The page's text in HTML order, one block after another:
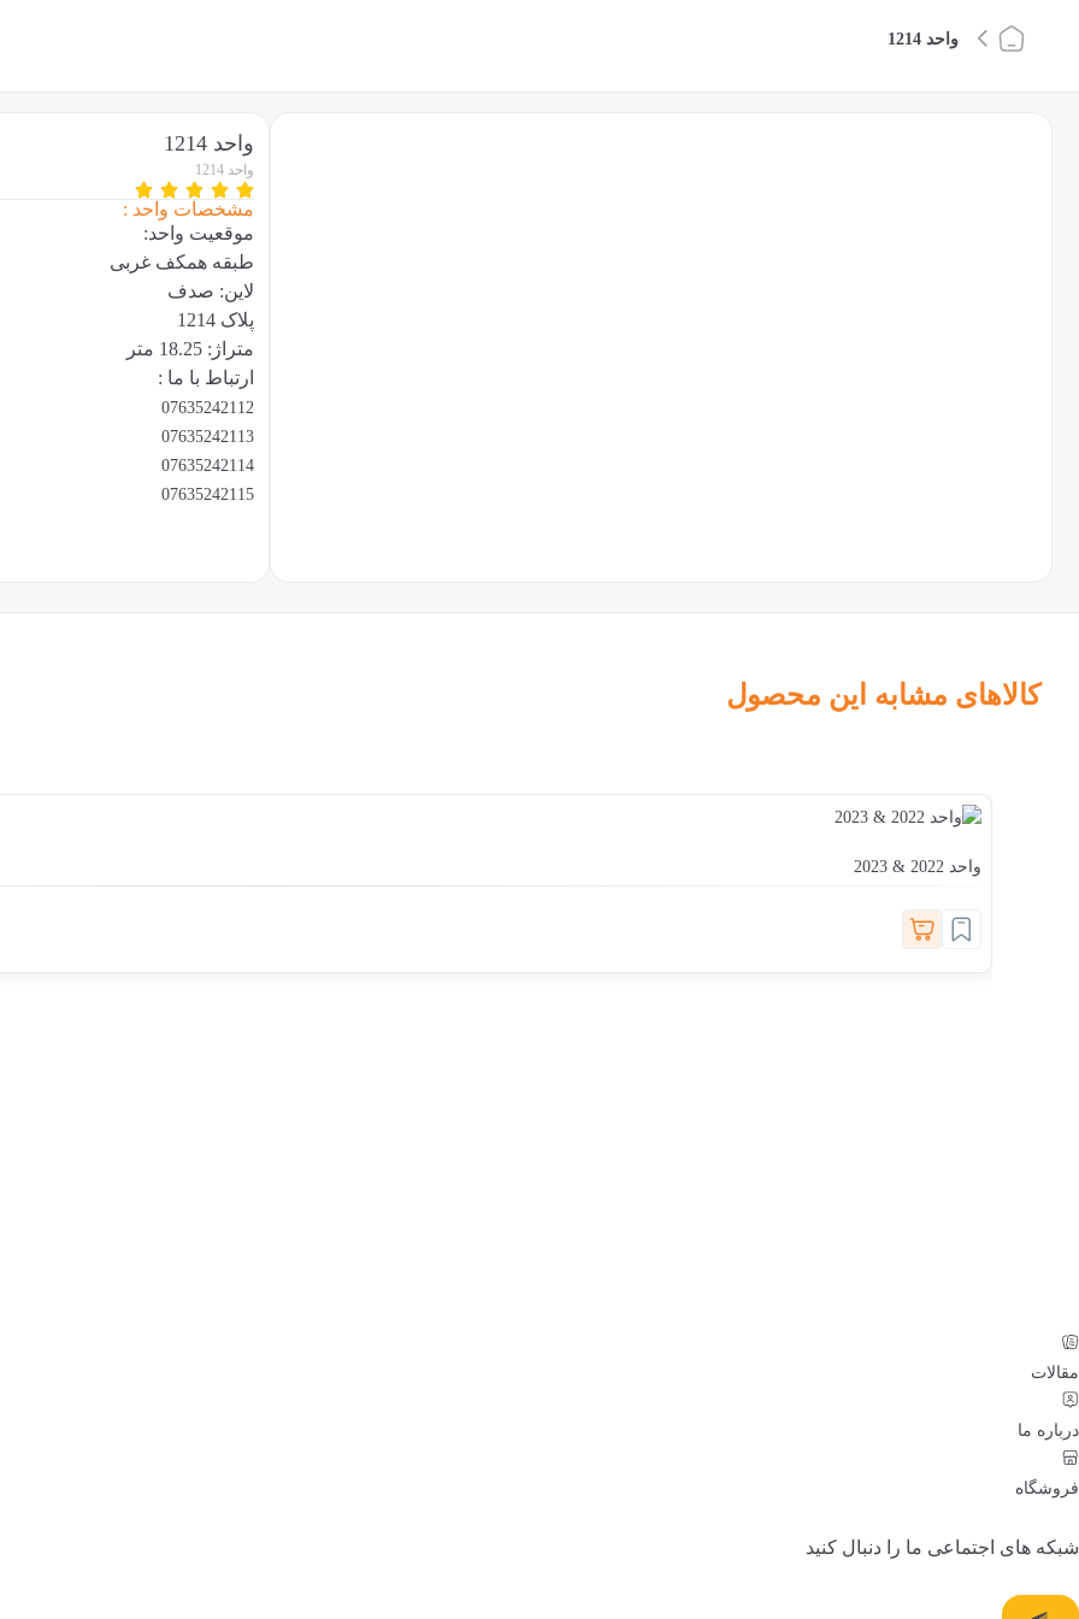
واحد 1214
واحد 1214
واحد 1214
مشخصات واحد :
موقعیت واحد:
طبقه همکف غربی
لاین: صدف
پلاک 1214
متراژ: 18.25 متر
ارتباط با ما :
07635242112
07635242113
07635242114
07635242115
کالاهای مشابه این محصول
واحد 2022 & 2023
مقالات
درباره ما
فروشگاه
شبکه های اجتماعی ما را دنبال کنید